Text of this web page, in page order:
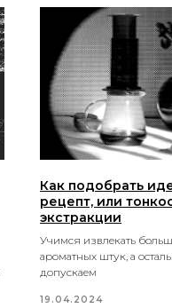
Как подобрать
рецепт, или
экстракции
Учимся извлекать
ароматных штук, а
допускаем
19.04.2024